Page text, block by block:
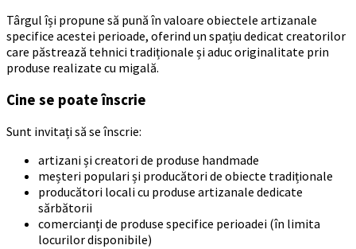
Târgul își propune să pună în valoare obiectele artizanale
specifice acestei perioade, oferind un spațiu dedicat creatorilor
care păstrează tehnici tradiționale și aduc originalitate prin
produse realizate cu migală.
Cine se poate înscrie
Sunt invitați să se înscrie:
artizani și creatori de produse handmade
meșteri populari și producători de obiecte tradiționale
producători locali cu produse artizanale dedicate
sărbătorii
comercianți de produse specifice perioadei (în limita
locurilor disponibile)